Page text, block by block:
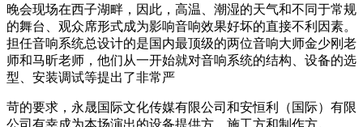
晚会现场在西子湖畔，因此，高温、潮湿的天气和不同于常规
的舞台、观众席形式成为影响音响效果好坏的直接不利因素。
担任音响系统总设计的是国内最顶级的两位音响大师金少刚老
师和马昕老师，他们从一开始就对音响系统的结构、设备的选
型、安装调试等提出了非常严
苛的要求，永晟国际文化传媒有限公司和安恒利（国际）有限
公司有幸成为本场演出的设备提供方、施工方和制作方。